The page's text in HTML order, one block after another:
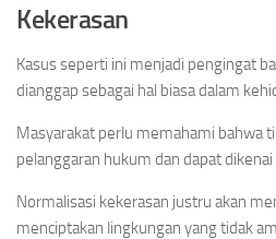
Kekerasan
Kasus seperti ini menjadi pengingat
dianggap sebagai hal biasa dalam
Masyarakat perlu memahami bahwa
pelanggaran hukum dan dapat dikenai
Normalisasi kekerasan justru akan
menciptakan lingkungan yang tidak